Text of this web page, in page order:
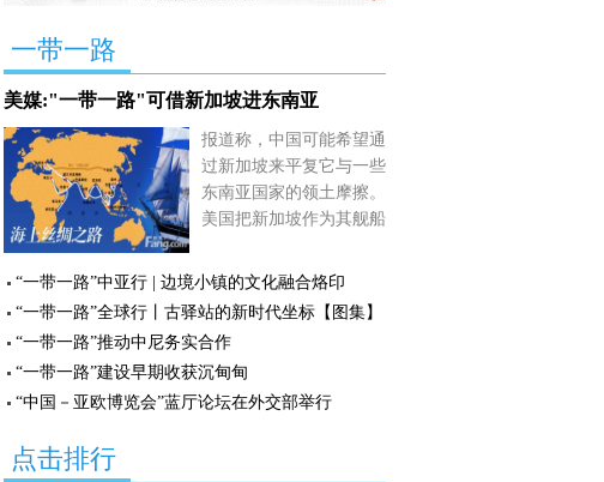
一带一路
美媒:"一带一路"可借新加坡进东南亚
报道称，中国可能希望通
过新加坡来平复它与一些
东南亚国家的领土摩擦。
美国把新加坡作为其舰船
大门，新加坡也要求中国
“一带一路”中亚行 | 边境小镇的文化融合烙印
“一带一路”全球行丨古驿站的新时代坐标【图集】
“一带一路”推动中尼务实合作
“一带一路”建设早期收获沉甸甸
“中国－亚欧博览会”蓝厅论坛在外交部举行
点击排行